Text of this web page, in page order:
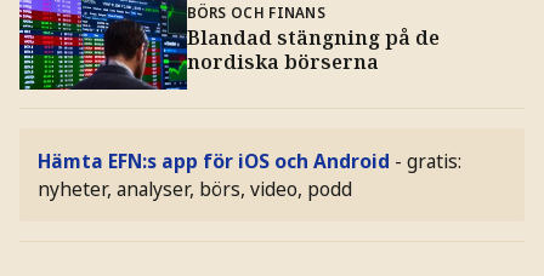
BÖRS OCH FINANS
Blandad stängning på de
nordiska börserna
Hämta EFN:s app för iOS och Android - gratis:
nyheter, analyser, börs, video, podd